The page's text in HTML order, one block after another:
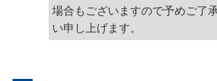
場合もございますので予めご了
い申し上げます。